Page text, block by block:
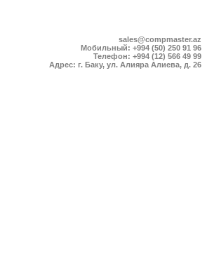
sales@compmaster.az
Мобильный: +994 (50) 250 91 96
Телефон: +994 (12) 566 49 99
Адрес: г. Баку, ул. Алияра Алиева, д. 26